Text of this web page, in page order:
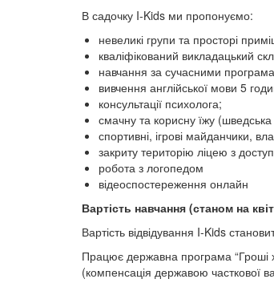
В садочку I-Kids ми пропонуємо:
невеликі групи та просторі
кваліфікований викладацький
навчання за сучасними
вивчення англійської мови 5
консультації психолога;
смачну та корисну їжу
спортивні, ігрові майданчики,
закриту територію ліцею з
робота з логопедом
відеоспостереження онлайн
Вартість навчання (станом на
Вартість відвідування I-Kids
Працює державна програма “Гроші
(компенсація державою часткової